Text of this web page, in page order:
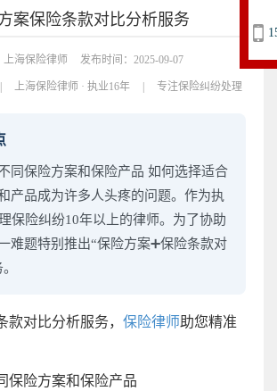
案保险条款对比分析服务
上海保险律师 发布时间：2025-09-07
| 上海保险律师 · 执业16年 | 专注保险纠纷处理
同保险方案和保险产品 如何选择适合
产品成为许多人头疼的问题。作为执
保险纠纷10年以上的律师。为了协助
难题特别推出“保险方案➕保险条款对
款对比分析服务， 保险律师助您精准
保险方案和保险产品